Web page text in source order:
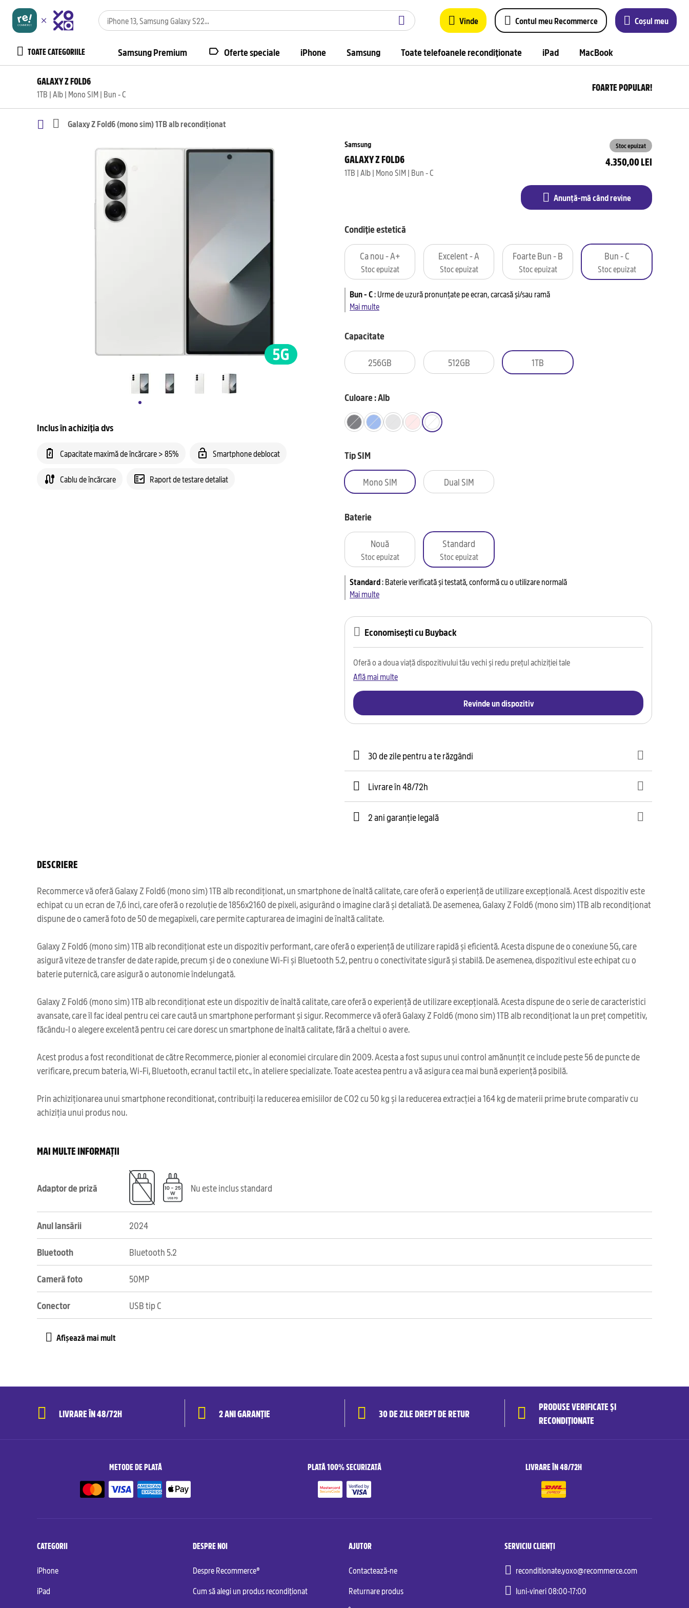
Vinde Contul meu Recommerce Coșul meu
TOATE CATEGORIILE Samsung Premium Oferte speciale iPhone Samsung Toate telefoanele recondiționate iPad MacBook
GALAXY Z FOLD6
1TB | Alb | Mono SIM | Bun - C
FOARTE POPULAR!
Galaxy Z Fold6 (mono sim) 1TB alb recondiționat
Samsung
GALAXY Z FOLD6
1TB | Alb | Mono SIM | Bun - C
Stoc epuizat
Inclus în achiziția dvs
Capacitate maximă de încărcare > 85% Smartphone deblocat
Cablu de încărcare Raport de testare detaliat
4.350,00 LEI
Anunță-mă când revine
Condiție estetică
Ca nou - A+
Stoc epuizat
Excelent - A
Stoc epuizat
Foarte Bun - B
Stoc epuizat
Bun - C
Stoc epuizat
Bun - C:Urme de uzură pronunțate pe ecran, carcasă și/sau ramă
Mai multe
Capacitate
256GB 512GB 1TB
Culoare : Alb
Tip SIM
Mono SIM Dual SIM
Baterie
Nouă
Stoc epuizat
Standard
Stoc epuizat
Standard:Baterie verificată și testată, conformă cu o utilizare normală
Mai multe
Economisești cu Buyback
Oferă o a doua viață dispozitivului tău vechi și redu prețul achiziției tale
Află mai multe
Revinde un dispozitiv
30 de zile pentru a te răzgândi
Livrare în 48/72h
2 ani garanție legală
DESCRIERE
Recommerce vă oferă Galaxy Z Fold6 (mono sim) 1TB alb recondiționat, un smartphone de înaltă calitate, care oferă o experiență de utilizare excepțională. Acest dispozitiv este
echipat cu un ecran de 7,6 inci, care oferă o rezoluție de 1856x2160 de pixeli, asigurând o imagine clară și detaliată. De asemenea, Galaxy Z Fold6 (mono sim) 1TB alb recondiționat
dispune de o cameră foto de 50 de megapixeli, care permite capturarea de imagini de înaltă calitate.
Galaxy Z Fold6 (mono sim) 1TB alb recondiționat este un dispozitiv performant, care oferă o experiență de utilizare rapidă și eficientă. Acesta dispune de o conexiune 5G, care
asigură viteze de transfer de date rapide, precum și de o conexiune Wi-Fi și Bluetooth 5.2, pentru o conectivitate sigură și stabilă. De asemenea, dispozitivul este echipat cu o
baterie puternică, care asigură o autonomie îndelungată.
Galaxy Z Fold6 (mono sim) 1TB alb recondiționat este un dispozitiv de înaltă calitate, care oferă o experiență de utilizare excepțională. Acesta dispune de o serie de caracteristici
avansate, care îl fac ideal pentru cei care caută un smartphone performant și sigur. Recommerce vă oferă Galaxy Z Fold6 (mono sim) 1TB alb recondiționat la un preț competitiv,
făcându-l o alegere excelentă pentru cei care doresc un smartphone de înaltă calitate, fără a cheltui o avere.
Acest produs a fost reconditionat de către Recommerce, pionier al economiei circulare din 2009. Acesta a fost supus unui control amănunțit ce include peste 56 de puncte de
verificare, precum bateria, Wi-Fi, Bluetooth, ecranul tactil etc., în ateliere specializate. Toate acestea pentru a vă asigura cea mai bună experiență posibilă.
Prin achiziționarea unui smartphone reconditionat, contribuiți la reducerea emisiilor de CO2 cu 50 kg și la reducerea extracției a 164 kg de materii prime brute comparativ cu
achiziția unui produs nou.
MAI MULTE INFORMAȚII
Adaptor de priză Nu este inclus standard
Anul lansării 2024
Bluetooth Bluetooth 5.2
Cameră foto 50MP
Conector USB tip C
LIVRARE ÎN 48/72H 2 ANI GARANȚIE 30 DE ZILE DREPT DE RETUR
PRODUSE VERIFICATE ȘI
RECONDIȚIONATE
METODE DE PLATĂ PLATĂ 100% SECURIZATĂ LIVRARE ÎN 48/72H
CATEGORII
iPhone
iPad
DESPRE NOI
Despre Recommerce®
Cum să alegi un produs recondiționat
AJUTOR
Contactează-ne
Returnare produs
SERVICIU CLIENȚI
reconditionate.yoxo@recommerce.com
luni-vineri 08:00-17:00